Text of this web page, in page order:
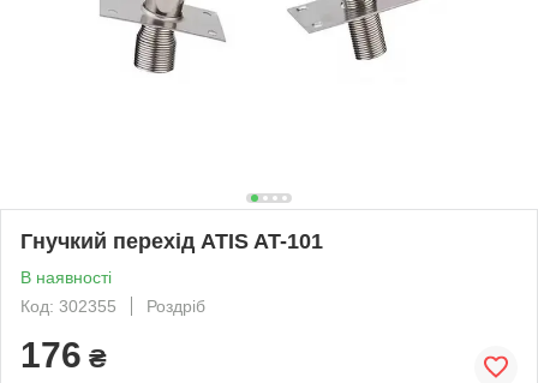
Гнучкий перехід ATIS AT-101
В наявності
Код: 302355
Роздріб
176 ₴